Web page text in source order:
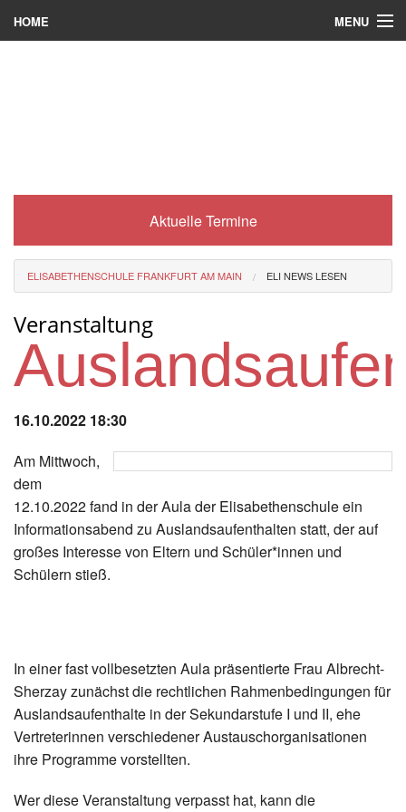
HOME MENU
Eli-Portal
Förderverein
Instagram
Los
Aktuelle Termine
ELISABETHENSCHULE FRANKFURT AM MAIN ELI NEWS LESEN
Veranstaltung
16.10.2022 18:30
Am Mittwoch,
dem
12.10.2022 fand in der Aula der Elisabethenschule ein
Informationsabend zu Auslandsaufenthalten statt, der auf
großes Interesse von Eltern und Schüler*innen und
Schülern stieß.
In einer fast vollbesetzten Aula präsentierte Frau Albrecht-
Sherzay zunächst die rechtlichen Rahmenbedingungen für
Auslandsaufenthalte in der Sekundarstufe I und II, ehe
Vertreterinnen verschiedener Austauschorganisationen
ihre Programme vorstellten.
Wer diese Veranstaltung verpasst hat, kann die